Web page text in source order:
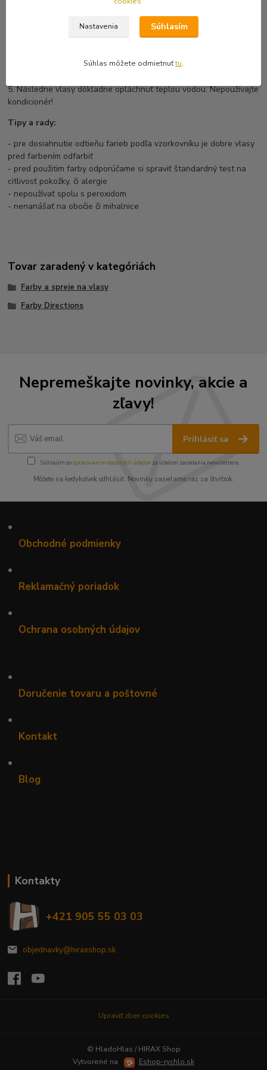
množstve. Prečesávajte tak dlho, kým sa nezačne tvoriť pena,
podľa ktorej poznáte, že sa farba dôkladne absorbuje. Farbu
priebežne zmývajte z hrebeňu. Ubezpečete sa, že ste farbu
4. Farbu nechajte pôsobiť 15 - 30 minút, v závislosti na pôvodnej
5. Následne vlasy dôkladne opláchnuť teplou vodou. Nepoužívajte
kondicionér!
Tipy a rady:
- pre dosiahnutie odtieňu farieb podľa vzorkovníku je dobre vlasy
pred farbením odfarbiť
- pred použitim farby odporúčame si spraviť štandardný test na
citlivosť pokožky, či alergie
- nepoužívať spolu s peroxidom
- nenanášať na obočie či mihalnice
Tovar zaradený v kategóriách
Farby a spreje na vlasy
Farby Directions
Nepremeškajte novinky, akcie a
zľavy!
Prihlásiť sa
Súhlasím sospracovaním osobných údajov za účelom zasielania newslettera.
Môžete sa kedykoľvek odhlásiť. Novinky zasielame raz za štvrťrok.
•
Obchodné podmienky
•
Reklamačný poriadok
•
Ochrana osobných údajov
•
Doručenie tovaru a poštovné
•
Kontakt
•
Blog
Kontakty
+421 905 55 03 03
objednavky@hiraxshop.sk
Upraviť zber cookies
© HladoHlas / HIRAX Shop
Vytvorené na
Eshop-rychlo.sk
Nastavenia Súhlasím
Súhlas môžete odmietnuťtu.